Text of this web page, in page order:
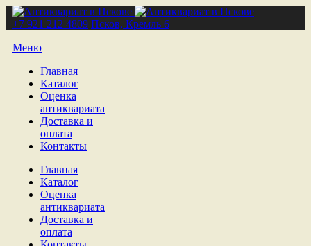
+7 921 212 4809 Псков, Кремль 6
Меню
Главная
Каталог
Оценка
антиквариата
Доставка и
оплата
Контакты
Главная
Каталог
Оценка
антиквариата
Доставка и
оплата